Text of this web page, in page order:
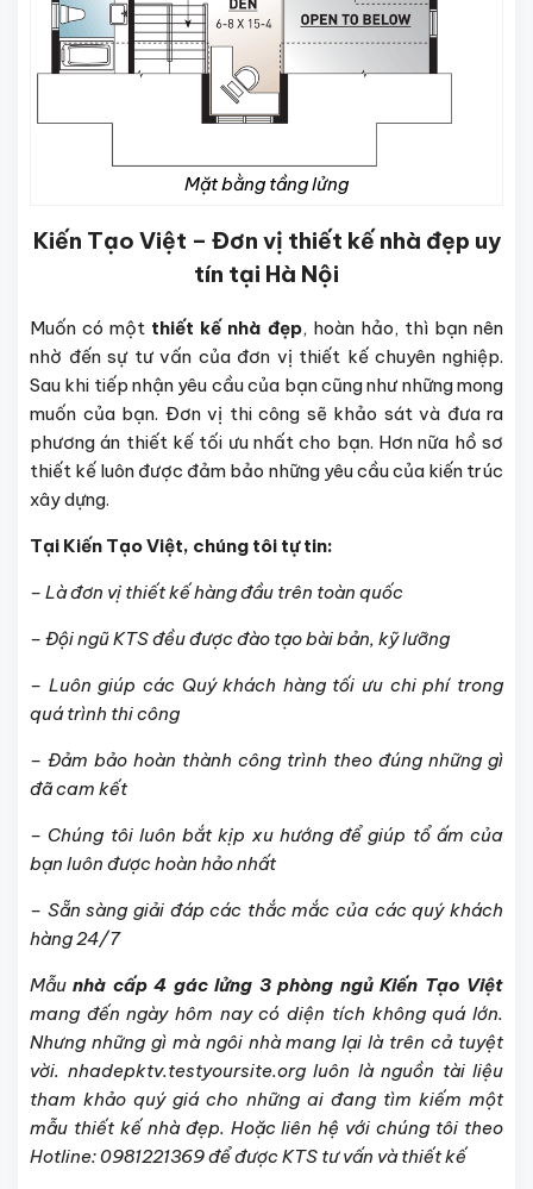
Mặt bằng tầng lửng
Kiến Tạo Việt – Đơn vị thiết kế nhà đẹp uy
tín tại Hà Nội
Muốn có một thiết kế nhà đẹp, hoàn hảo, thì bạn nên
nhờ đến sự tư vấn của đơn vị thiết kế chuyên nghiệp.
Sau khi tiếp nhận yêu cầu của bạn cũng như những mong
muốn của bạn. Đơn vị thi công sẽ khảo sát và đưa ra
phương án thiết kế tối ưu nhất cho bạn. Hơn nữa hồ sơ
thiết kế luôn được đảm bảo những yêu cầu của kiến trúc
xây dựng.
Tại Kiến Tạo Việt, chúng tôi tự tin:
– Là đơn vị thiết kế hàng đầu trên toàn quốc
– Đội ngũ KTS đều được đào tạo bài bản, kỹ lưỡng
– Luôn giúp các Quý khách hàng tối ưu chi phí trong
quá trình thi công
– Đảm bảo hoàn thành công trình theo đúng những gì
đã cam kết
– Chúng tôi luôn bắt kịp xu hướng để giúp tổ ấm của
bạn luôn được hoàn hảo nhất
– Sẵn sàng giải đáp các thắc mắc của các quý khách
hàng 24/7
Mẫu nhà cấp 4 gác lửng 3 phòng ngủ Kiến Tạo Việt
mang đến ngày hôm nay có diện tích không quá lớn.
Nhưng những gì mà ngôi nhà mang lại là trên cả tuyệt
vời. nhadepktv.testyoursite.org luôn là nguồn tài liệu
tham khảo quý giá cho những ai đang tìm kiếm một
mẫu thiết kế nhà đẹp. Hoặc liên hệ với chúng tôi theo
Hotline: 0981221369 để được KTS tư vấn và thiết kế